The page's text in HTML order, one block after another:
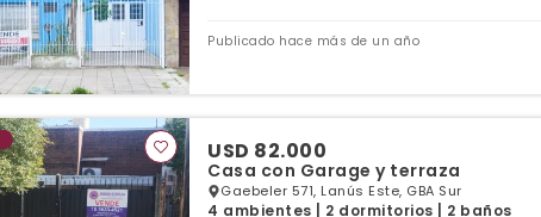
Publicado hace más de un año
USD 82.000
Casa con Garage y terraza
Gaebeler 571, Lanús Este, GBA Sur
4 ambientes | 2 dormitorios | 2 baños